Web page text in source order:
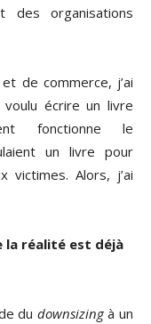
organisations
de commerce, j’ai
voulu écrire un livre
fonctionne le
un livre pour
victimes. Alors, j’ai
la réalité est déjà
du downsizingà un